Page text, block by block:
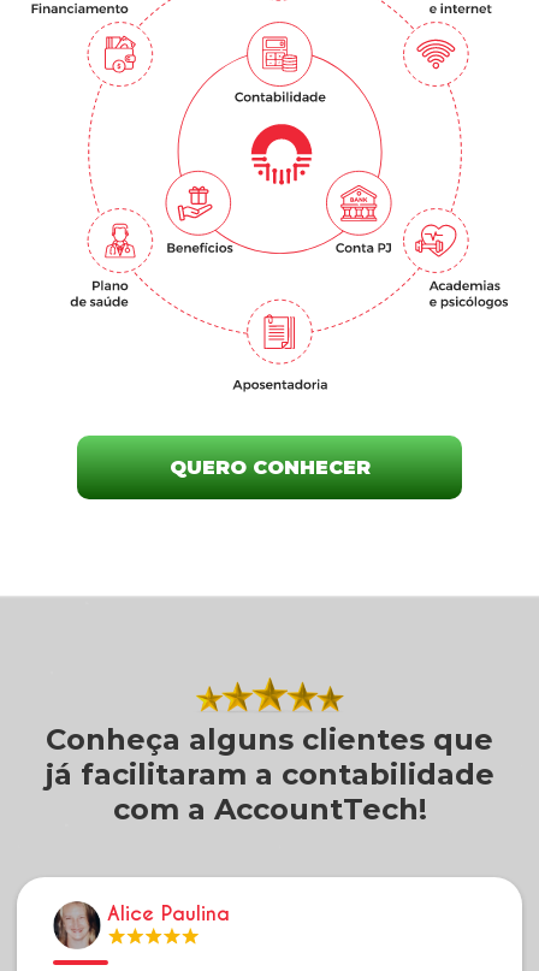
QUERO CONHECER
Conheça alguns clientes que
já facilitaram a contabilidade
com a AccountTech!
Alice Paulina